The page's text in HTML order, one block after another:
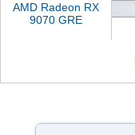
AMD Radeon RX
9070 GRE